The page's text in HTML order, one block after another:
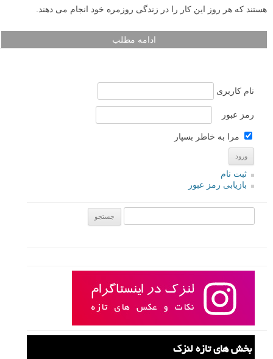
هستند که هر روز این کار را در زندگی روزمره خود انجام می دهند.
ادامه مطلب
نام کاربری
رمز عبور
مرا به خاطر بسپار
ثبت نام
بازیابی رمز عبور
بخش های تازه لنزک